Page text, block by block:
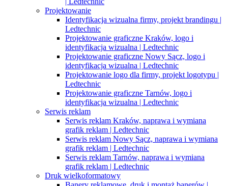
Projektowanie
Identyfikacja wizualna firmy, projekt brandingu |
Ledtechnic
Projektowanie graficzne Kraków, logo i
identyfikacja wizualna | Ledtechnic
Projektowanie graficzne Nowy Sącz, logo i
identyfikacja wizualna | Ledtechnic
Projektowanie logo dla firmy, projekt logotypu |
Ledtechnic
Projektowanie graficzne Tarnów, logo i
identyfikacja wizualna | Ledtechnic
Serwis reklam
Serwis reklam Kraków, naprawa i wymiana
grafik reklam | Ledtechnic
Serwis reklam Nowy Sącz, naprawa i wymiana
grafik reklam | Ledtechnic
Serwis reklam Tarnów, naprawa i wymiana
grafik reklam | Ledtechnic
Druk wielkoformatowy